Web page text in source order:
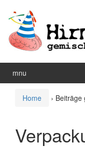
Inhalt
wechseln
Hauptmenü
springen
mnu
Home › Beiträge